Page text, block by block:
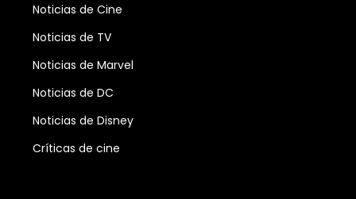
Noticias de Cine
Noticias de TV
Noticias de Marvel
Noticias de DC
Noticias de Disney
Críticas de cine